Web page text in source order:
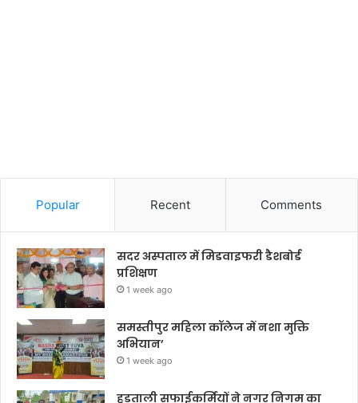
Popular Recent Comments
सदर अस्पताल में मिडवाइफरी डैशबोर्ड
प्रशिक्षण
1 week ago
समस्तीपुर महिला कॉलेज में नशा मुक्ति
अभियान’
1 week ago
हड़ताली सफाईकर्मियों ने नगर निगम का